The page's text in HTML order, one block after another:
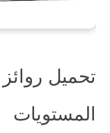
تحميل
المستويات